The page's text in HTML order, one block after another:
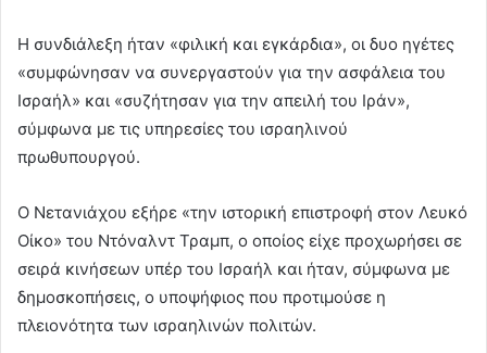
Η συνδιάλεξη ήταν «φιλική και εγκάρδια», οι δυο ηγέτες
«συμφώνησαν να συνεργαστούν για την ασφάλεια του
Ισραήλ» και «συζήτησαν για την απειλή του Ιράν»,
σύμφωνα με τις υπηρεσίες του ισραηλινού
πρωθυπουργού.
Ο Νετανιάχου εξήρε «την ιστορική επιστροφή στον Λευκό
Οίκο» του Ντόναλντ Τραμπ, ο οποίος είχε προχωρήσει σε
σειρά κινήσεων υπέρ του Ισραήλ και ήταν, σύμφωνα με
δημοσκοπήσεις, ο υποψήφιος που προτιμούσε η
πλειονότητα των ισραηλινών πολιτών.